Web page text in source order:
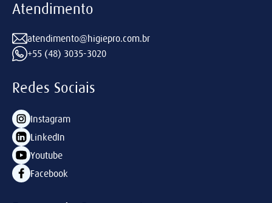
Atendimento
atendimento@higiepro.com.br
+55 (48) 3035-3020
Redes Sociais
Instagram
LinkedIn
Youtube
Facebook